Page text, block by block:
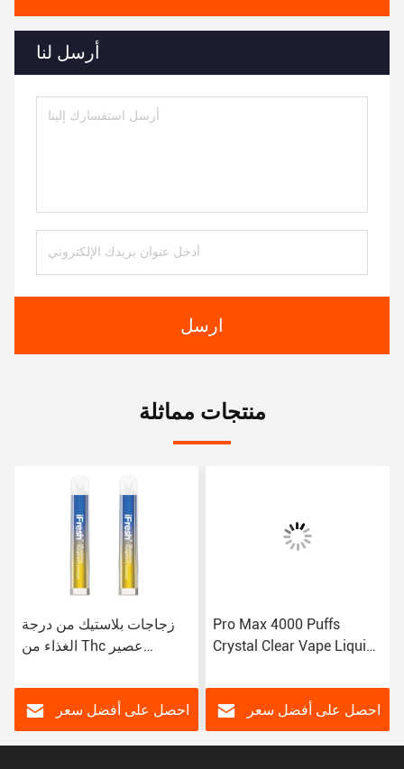
أرسل لنا
ارسل
منتجات مماثلة
زجاجات بلاستيك من درجة
الغذاء من Thc عصير
احصل على أفضل سعر
Pro Max 4000 Puffs
Crystal Clear Vape Liquid
احصل على أفضل سعر